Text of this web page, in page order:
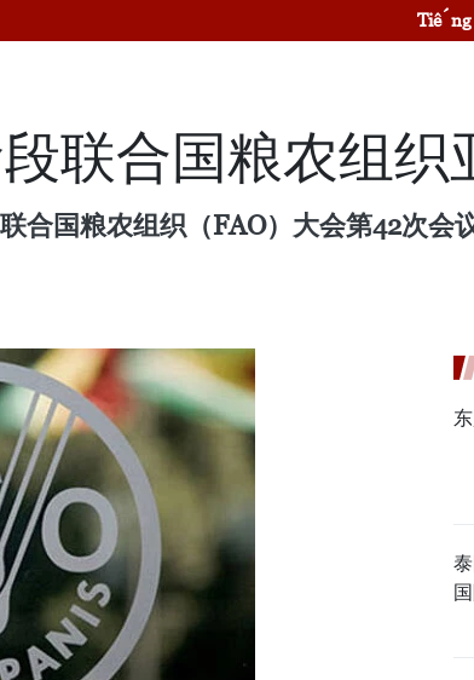
Tiếng
联合国粮农组织
合国粮农组织（FAO）大会第42次会